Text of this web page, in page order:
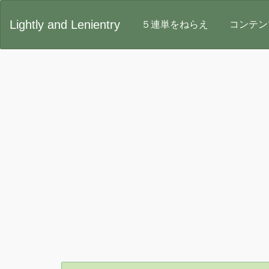
Lightly and Lenientry ５連単をねらえ コンテン